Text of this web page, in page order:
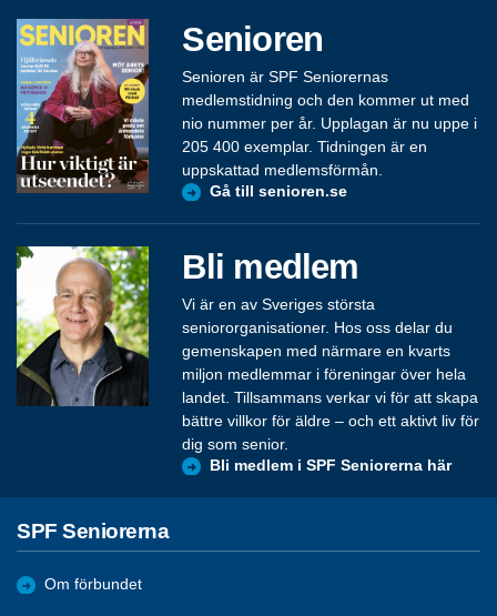
Senioren
Senioren är SPF Seniorernas
medlemstidning och den kommer ut med
nio nummer per år. Upplagan är nu uppe i
205 400 exemplar. Tidningen är en
uppskattad medlemsförmån.
Gå till senioren.se
Bli medlem
Vi är en av Sveriges största
seniororganisationer. Hos oss delar du
gemenskapen med närmare en kvarts
miljon medlemmar i föreningar över hela
landet. Tillsammans verkar vi för att skapa
bättre villkor för äldre – och ett aktivt liv för
dig som senior.
Bli medlem i SPF Seniorerna här
SPF Seniorerna
Om förbundet